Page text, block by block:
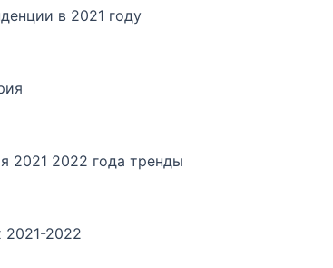
в 2021 году
2021 2022 года тренды
2021-2022